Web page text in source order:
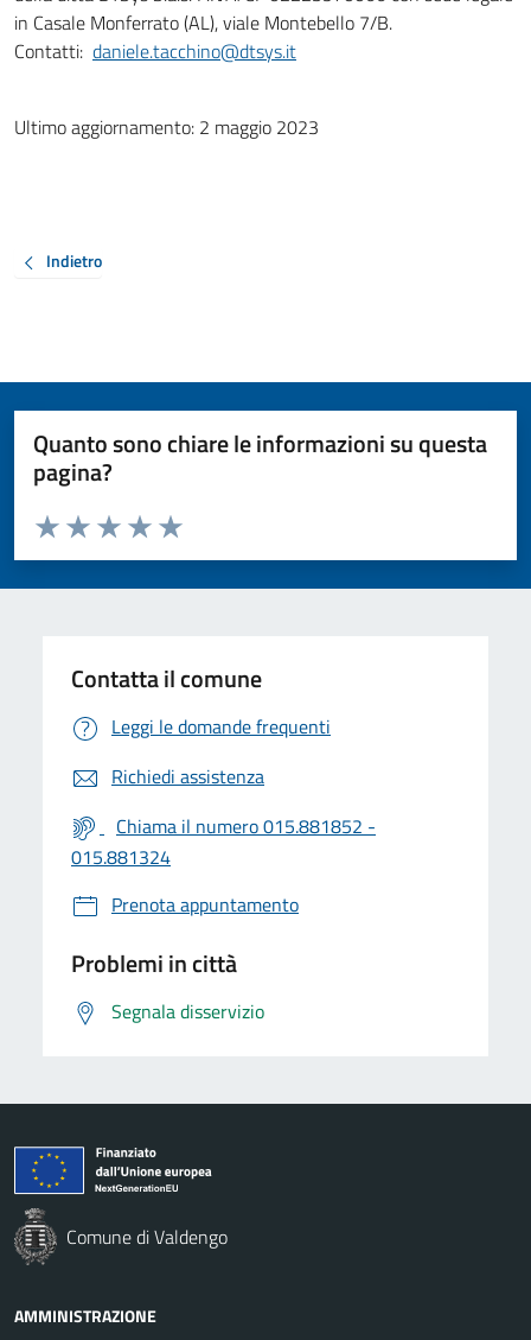
in Casale Monferrato (AL), viale Montebello 7/B.
Contatti: daniele.tacchino@dtsys.it
Ultimo aggiornamento: 2 maggio 2023
Indietro
Quanto sono chiare le informazioni su questa
pagina?
Valuta da 1 a 5 stelle la pagina
Valuta 5 stelle su 5
Valuta 4 stelle su 5
Valuta 3 stelle su 5
Valuta 2 stelle su 5
Valuta 1 stelle su 5
Contatta il comune
Leggi le domande frequenti
Richiedi assistenza
Chiama il numero 015.881852 -
015.881324
Prenota appuntamento
Problemi in città
Segnala disservizio
Comune di Valdengo
AMMINISTRAZIONE